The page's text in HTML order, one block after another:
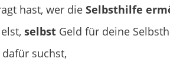
hast, wer die Selbsthilfe
selbstGeld für deine
dafür suchst,